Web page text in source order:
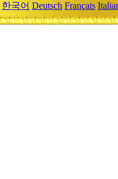
한국어 Deutsch Français